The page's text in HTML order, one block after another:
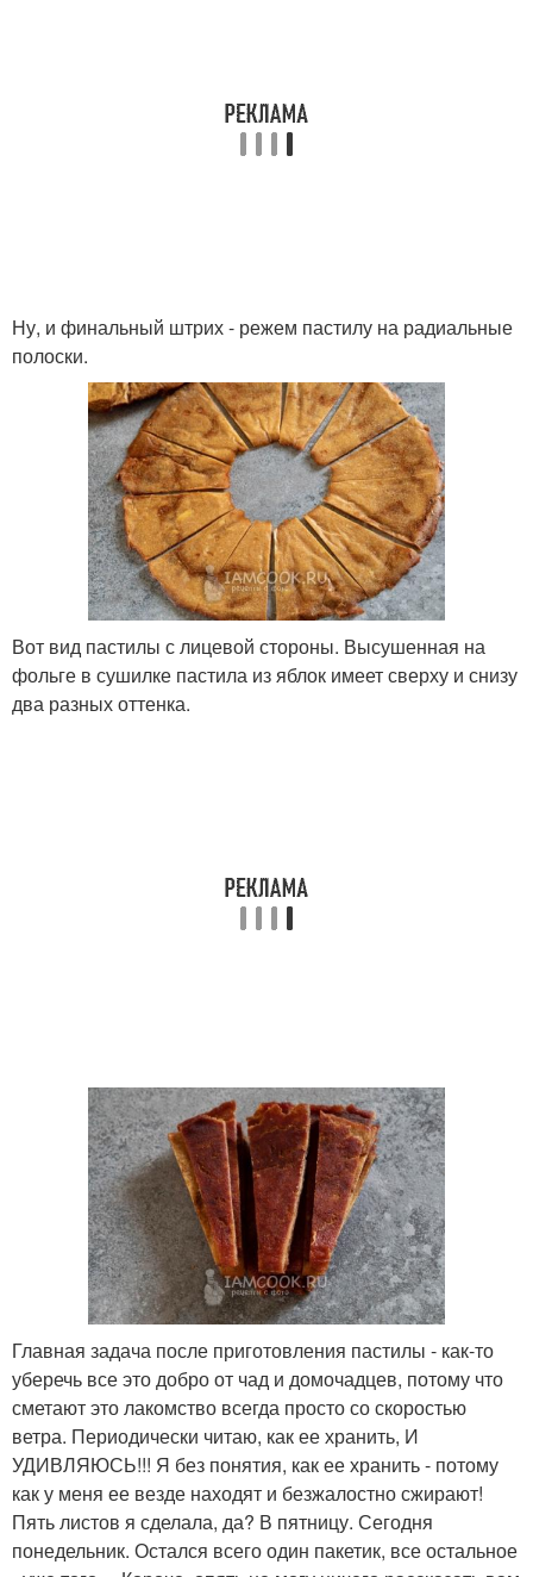
Ну, и финальный штрих - режем пастилу на радиальные
полоски.
Вот вид пастилы с лицевой стороны. Высушенная на
фольге в сушилке пастила из яблок имеет сверху и снизу
два разных оттенка.
Главная задача после приготовления пастилы - как-то
уберечь все это добро от чад и домочадцев, потому что
сметают это лакомство всегда просто со скоростью
ветра. Периодически читаю, как ее хранить, И
УДИВЛЯЮСЬ!!! Я без понятия, как ее хранить - потому
как у меня ее везде находят и безжалостно сжирают!
Пять листов я сделала, да? В пятницу. Сегодня
понедельник. Остался всего один пакетик, все остальное